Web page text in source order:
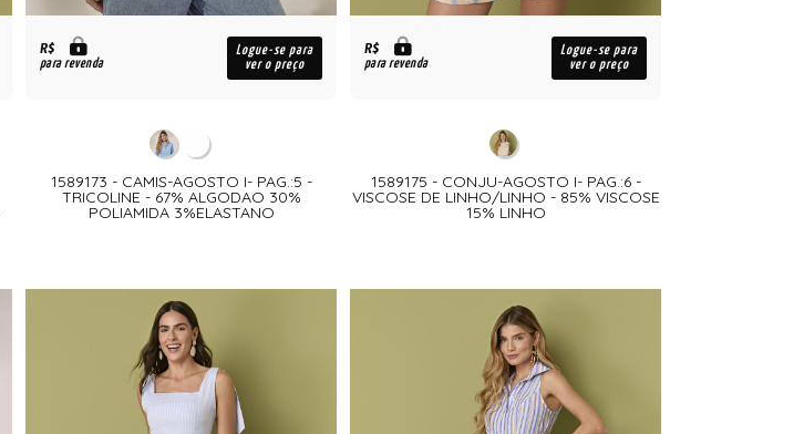
R$
para revenda
Logue-se para
ver o preço
1589173 - CAMIS-AGOSTO I- PAG.:5 -
TRICOLINE - 67% ALGODAO 30%
POLIAMIDA 3%ELASTANO
R$
para revenda
Logue-se para
ver o preço
1589175 - CONJU-AGOSTO I- PAG.:6 -
VISCOSE DE LINHO/LINHO - 85% VISCOSE
15% LINHO